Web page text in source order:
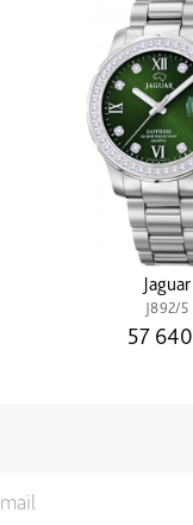
Jaguar
J892/5
57 640